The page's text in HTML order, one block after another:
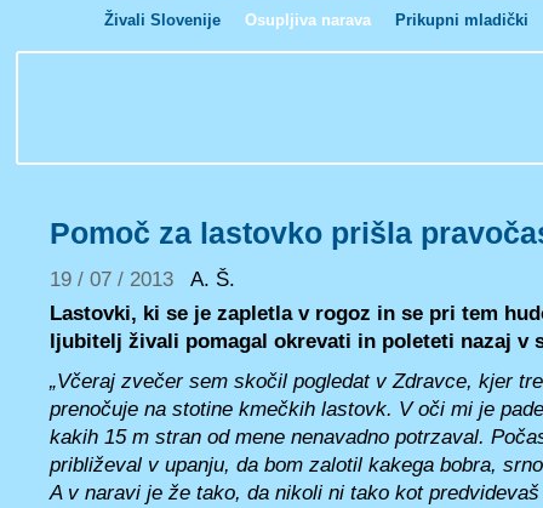
Živali Slovenije Osupljiva narava Prikupni mladički
Pomoč za lastovko prišla
19 / 07 / 2013 A. Š.
Lastovki, ki se je zapletla v rogoz in se pri tem
ljubitelj živali pomagal okrevati in poleteti nazaj v
„Včeraj zvečer sem skočil pogledat v Zdravce, kjer
prenočuje na stotine kmečkih lastovk. V oči mi je
kakih 15 m stran od mene nenavadno potrzaval.
približeval v upanju, da bom zalotil kakega bobra,
A v naravi je že tako, da nikoli ni tako kot